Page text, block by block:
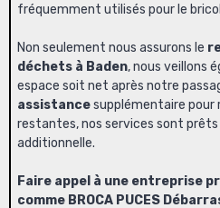
fréquemment utilisés pour le
Non seulement nous assurons le
déchets à Baden, nous veillons
espace soit net après notre
assistancesupplémentaire pour
restantes, nos services sont
additionnelle.
Faire appel à une entreprise
comme BROCA PUCES